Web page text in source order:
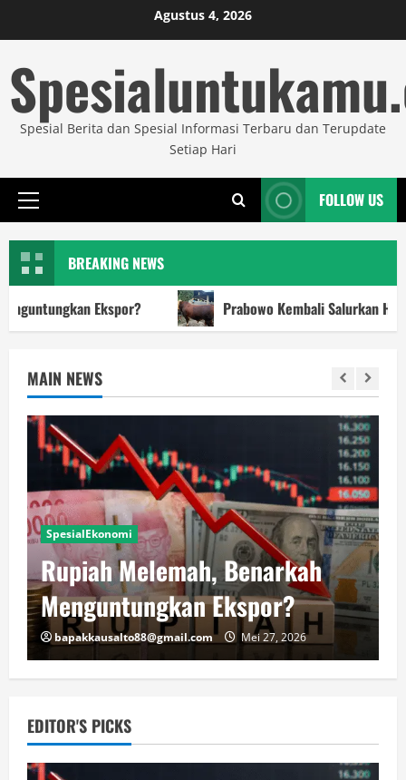
to
Agustus 4, 2026
Spesial Berita dan Spesial Informasi Terbaru dan Terupdate
Setiap Hari
Primary
FOLLOW US
BREAKING NEWS
Ekspor? Prabowo Kembali Salurkan Hewan
MAIN NEWS
SpesialBerita
Prabowo Kembali Salurkan
Hewan Kurban untuk Warga
Hambalang
bapakkausalto88@gmail.com Mei 26, 2026
EDITOR'S PICKS